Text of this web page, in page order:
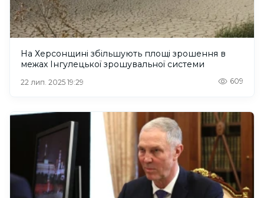
На Херсонщині збільшують площі зрошення в
межах Інгулецької зрошувальної системи
22 лип. 2025 19:29 609